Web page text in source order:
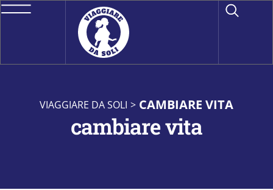
VIAGGIARE DA SOLI > CAMBIARE VITA
cambiare vita